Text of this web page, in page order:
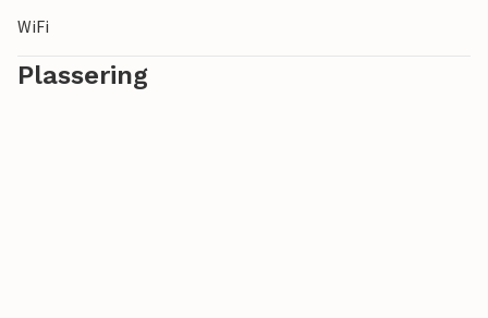
WiFi
Plassering